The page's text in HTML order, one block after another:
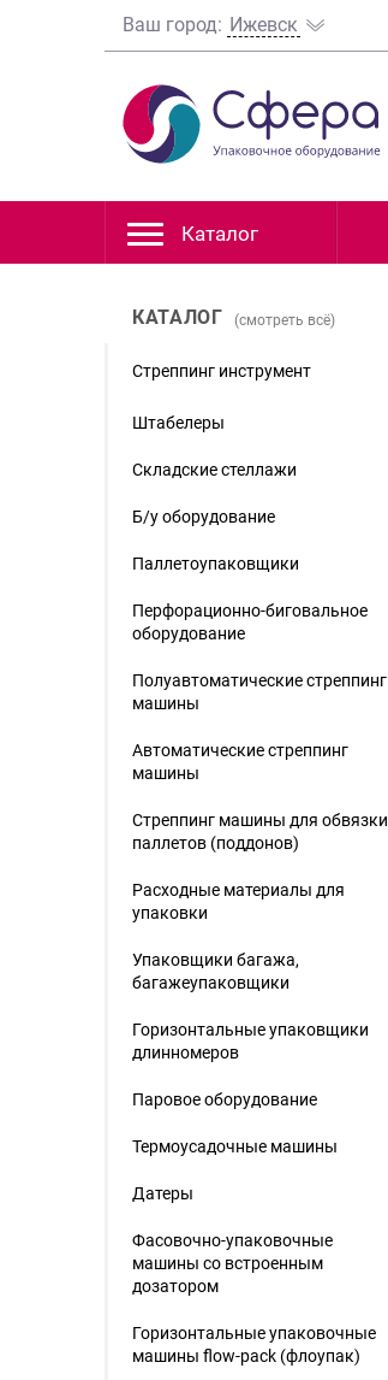
Ваш город: Ижевск
Каталог
КАТАЛОГ (смотреть всё)
Стреппинг инструмент
Штабелеры
Складские стеллажи
Б/у оборудование
Паллетоупаковщики
Перфорационно-биговальное
оборудование
Полуавтоматические стреппинг
машины
Автоматические стреппинг
машины
Стреппинг машины для обвязки
паллетов (поддонов)
Расходные материалы для
упаковки
Упаковщики багажа,
багажеупаковщики
Горизонтальные упаковщики
длинномеров
Паровое оборудование
Термоусадочные машины
Датеры
Фасовочно-упаковочные
машины со встроенным
дозатором
Горизонтальные упаковочные
машины flow-pack (флоупак)